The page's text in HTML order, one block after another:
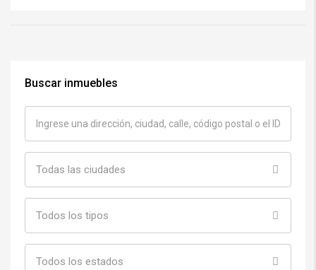
Buscar inmuebles
Todas las ciudades
Todos los tipos
Todos los estados